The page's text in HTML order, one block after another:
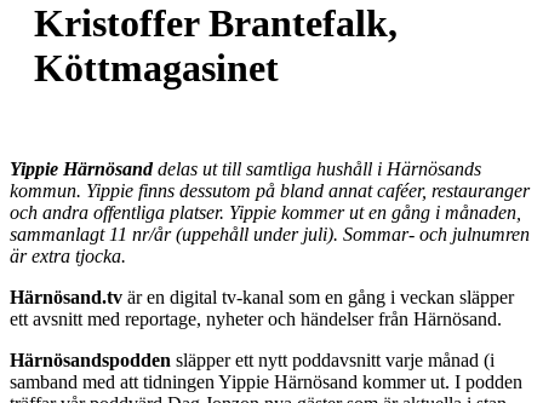
Kristoffer Brantefalk,
Köttmagasinet
Yippie Härnösanddelas ut till samtliga hushåll i Härnösands
kommun. Yippie finns dessutom på bland annat caféer, restauranger
och andra offentliga platser. Yippie kommer ut en gång i månaden,
sammanlagt 11 nr/år (uppehåll under juli). Sommar- och julnumren
är extra tjocka.
Härnösand.tv är en digital tv-kanal som en gång i veckan släpper
ett avsnitt med reportage, nyheter och händelser från Härnösand.
Härnösandspodden släpper ett nytt poddavsnitt varje månad (i
samband med att tidningen Yippie Härnösand kommer ut. I podden